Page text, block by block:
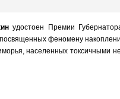
удостоен Премии
феномену
населенных токсичными